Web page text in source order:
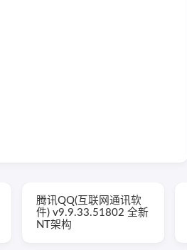
腾讯QQ(互联网通讯软
件) v9.9.33.51802 全新
NT架构